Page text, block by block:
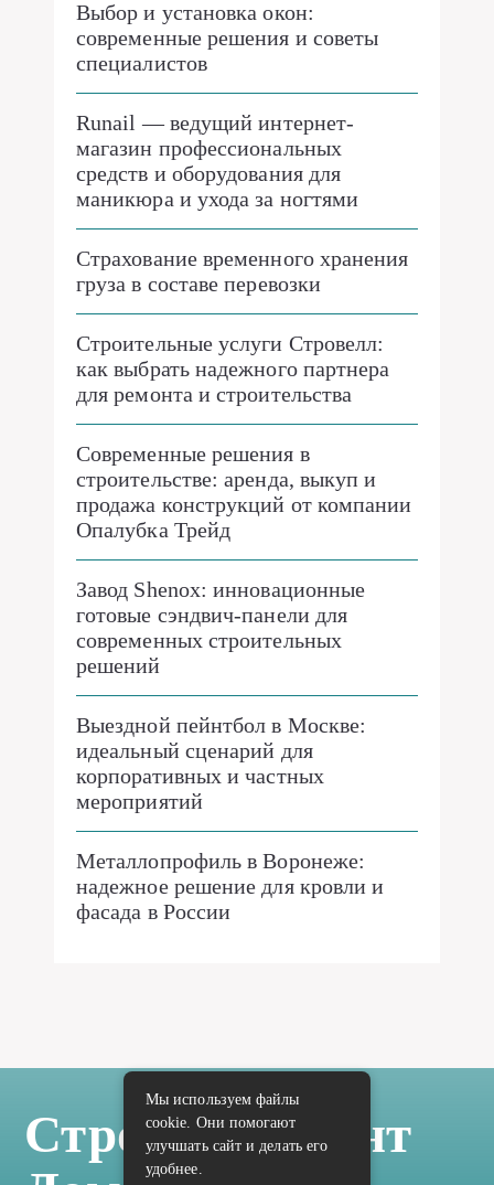
Выбор и установка окон:
современные решения и советы
специалистов
Runail — ведущий интернет-
магазин профессиональных
средств и оборудования для
маникюра и ухода за ногтями
Страхование временного хранения
груза в составе перевозки
Строительные услуги Стровелл:
как выбрать надежного партнера
для ремонта и строительства
Современные решения в
строительстве: аренда, выкуп и
продажа конструкций от компании
Опалубка Трейд
Завод Shenox: инновационные
готовые сэндвич-панели для
современных строительных
решений
Выездной пейнтбол в Москве:
идеальный сценарий для
корпоративных и частных
мероприятий
Металлопрофиль в Воронеже:
надежное решение для кровли и
фасада в России
Стройка Ремонт
Мы используем файлы
cookie. Они помогают
улучшать сайт и делать его
удобнее.